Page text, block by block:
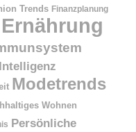
Trends Finanzplanung
Modetrends
Wohnen
Persönliche